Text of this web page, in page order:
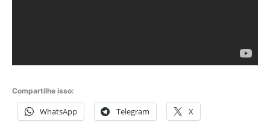
Compartilhe isso:
WhatsApp Telegram X